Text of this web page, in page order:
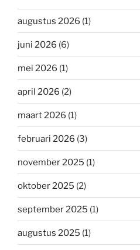
augustus 2026 (1)
juni 2026 (6)
mei 2026 (1)
april 2026 (2)
maart 2026 (1)
februari 2026 (3)
november 2025 (1)
oktober 2025 (2)
september 2025 (1)
augustus 2025 (1)